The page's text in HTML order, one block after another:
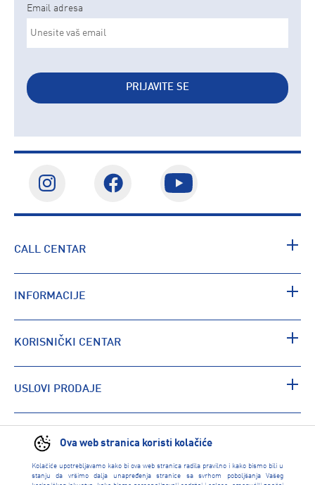
Ova web stranica koristi kolačiće
Kolačiće upotrebljavamo kako bi ova web stranica radila pravilno i kako bismo bili u
stanju da vršimo dalja unapređenja stranice sa svrhom poboljšanja Vašeg
Email adresa
PRIJAVITE SE
CALL CENTAR
INFORMACIJE
KORISNIČKI CENTAR
USLOVI PRODAJE
PRONAĐI RADNJU